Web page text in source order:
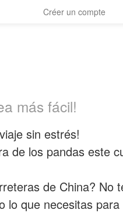
Créer un compte
más fácil!
sin estrés!
de los pandas este
de China? No
lo que necesitas para